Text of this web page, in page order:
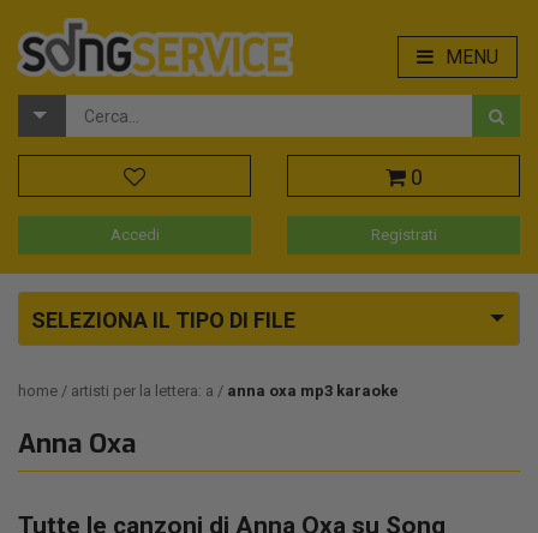
MENU
0
Accedi Registrati
SELEZIONA IL TIPO DI FILE
home artisti per la lettera: a anna oxa mp3 karaoke
Anna Oxa
Tutte le canzoni di Anna Oxa su Song